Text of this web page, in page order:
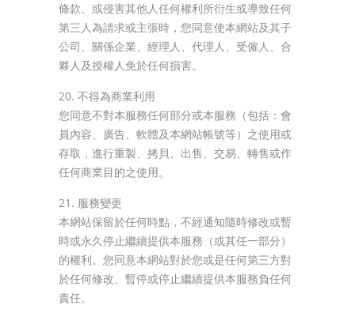
條款、或侵害其他人任何權利所衍生或導致任何
第三人為請求或主張時，您同意使本網站及其子
公司、關係企業、經理人、代理人、受僱人、合
夥人及授權人免於任何損害。
20. 不得為商業利用
您同意不對本服務任何部分或本服務（包括：會
員內容、廣告、軟體及本網站帳號等）之使用或
存取，進行重製、拷貝、出售、交易、轉售或作
任何商業目的之使用。
21. 服務變更
本網站保留於任何時點，不經通知隨時修改或暫
時或永久停止繼續提供本服務（或其任一部分）
的權利。您同意本網站對於您或是任何第三方對
於任何修改、暫停或停止繼續提供本服務負任何
責任。